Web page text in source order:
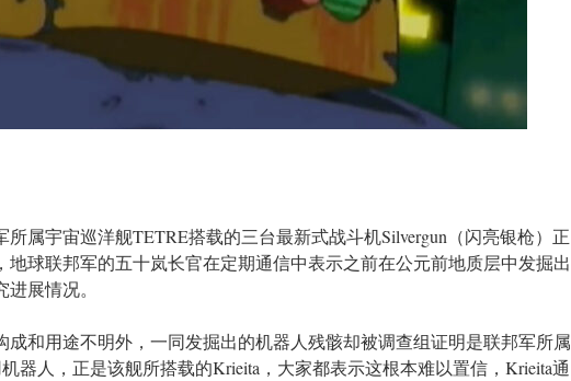
所属宇宙巡洋舰TETRE搭载的三台最新式战斗机Silvergun（闪亮银枪）正
地球联邦军的五十岚长官在定期通信中表示之前在公元前地质层中发掘出
展情况。
成和用途不明外，一同发掘出的机器人残骸却被调查组证明是联邦军所属
器人，正是该舰所搭载的Krieita，大家都表示这根本难以置信，Krieita通